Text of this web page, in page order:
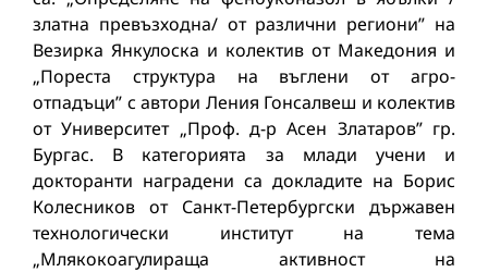
златна превъзходна/ от различни региони” на
Везирка Янкулоска и колектив от Македония и
„Пореста структура на въглени от агро-
отпадъци” с автори Ления Гонсалвеш и колектив
от Университет „Проф. д-р Асен Златаров” гр.
Бургас. В категорията за млади учени и
докторанти наградени са докладите на Борис
Колесников от Санкт-Петербургски държавен
технологически институт на тема
„Млякокоагулираща активност на